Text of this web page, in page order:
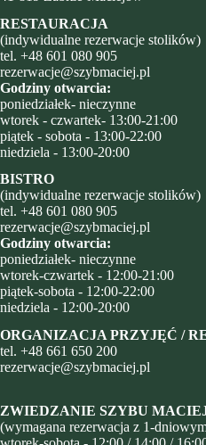
RESTAURACJA
(indywidualne rezerwacje stolików)
tel. +48 601 080 905
rezerwacje@szybmaciej.pl
Godziny otwarcia:
poniedziałek- nieczynne
wtorek - czwartek- 13:00-21:00
piątek - sobota - 13:00-22:00
niedziela - 13:00-20:00
BISTRO
(indywidualne rezerwacje stolików)
tel. +48 601 080 905
rezerwacje@szybmaciej.pl
Godziny otwarcia:
poniedziałek- nieczynne
wtorek-czwartek - 12:00-21:00
piątek-sobota - 12:00-22:00
niedziela - 12:00-20:00
ORGANIZACJA PRZYJĘĆ /
tel. +48 661 650 200
rezerwacje@szybmaciej.pl
ZWIEDZANIE SZYBU
(wymagana rezerwacja z 1-